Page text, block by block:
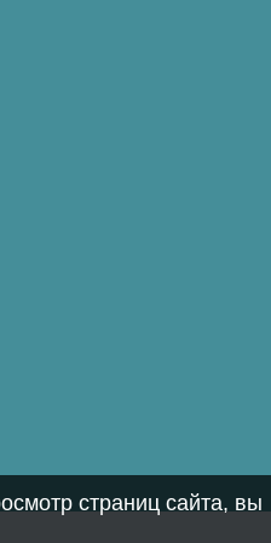
страниц сайта, вы